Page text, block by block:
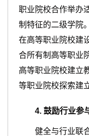
职业院校合作举办
制特征的二级学院
在高等职业院校建
合所有制高等职业
高等职业院校建立
等职业院校探索建
4. 鼓励行业参
健全与行业联